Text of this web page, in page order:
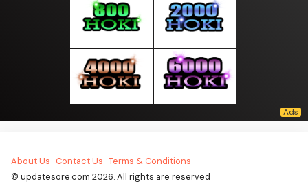
About Us · Contact Us ·Terms & Conditions ·
© updatesore.com 2026. All rights are reserved